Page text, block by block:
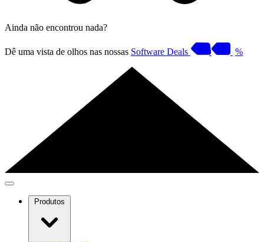
Ainda não encontrou nada?
Dê uma vista de olhos nas nossas Software Deals %
Produtos